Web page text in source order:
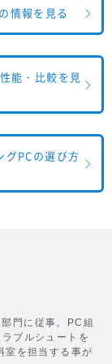
情報を見る
能・比較を見
グPCの選び方
門に従事。PC組
ブルシュートを
室を担当する事が